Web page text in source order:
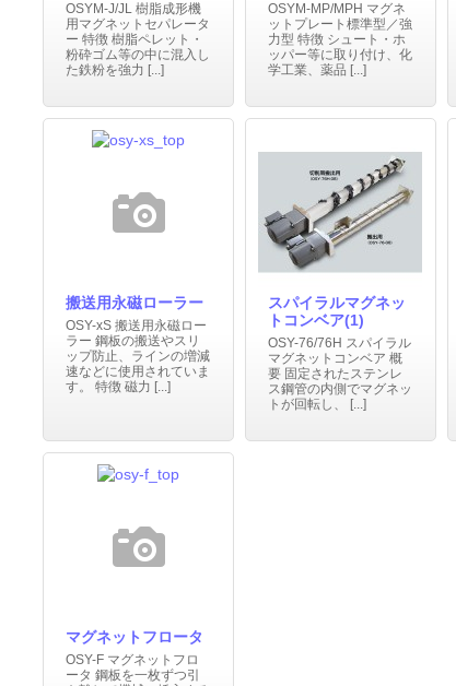
OSYM-J/JL 樹脂成形機
用マグネットセパレータ
ー 特徴 樹脂ペレット・
粉砕ゴム等の中に混入し
た鉄粉を強力 [...]
OSYM-MP/MPH マグネ
ットプレート標準型／強
力型 特徴 シュート・ホ
ッパー等に取り付け、化
学工業、薬品 [...]
搬送用永磁ローラー
OSY-xS 搬送用永磁ロー
ラー 鋼板の搬送やスリ
ップ防止、ラインの増減
速などに使用されていま
す。 特徴 磁力 [...]
スパイラルマグネッ
トコンベア(1)
OSY-76/76H スパイラル
マグネットコンベア 概
要 固定されたステンレ
ス鋼管の内側でマグネッ
トが回転し、 [...]
マグネットフロータ
OSY-F マグネットフロ
ータ 鋼板を一枚ずつ引